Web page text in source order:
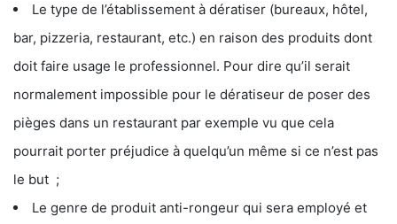
Le type de l’établissement à dératiser (bureaux, hôtel,
bar, pizzeria, restaurant, etc.) en raison des produits dont
doit faire usage le professionnel. Pour dire qu’il serait
normalement impossible pour le dératiseur de poser des
pièges dans un restaurant par exemple vu que cela
pourrait porter préjudice à quelqu’un même si ce n’est pas
le but ;
Le genre de produit anti-rongeur qui sera employé et